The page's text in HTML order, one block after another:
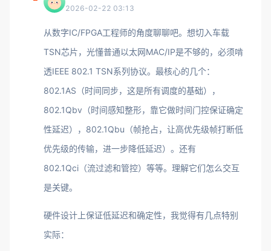
2026-02-22 03:13
从数字IC/FPGA工程师的角度聊聊吧。想切入车载
TSN芯片，光懂普通以太网MAC/IP是不够的，必须啃
透IEEE 802.1 TSN系列协议。最核心的几个：
802.1AS（时间同步，这是所有调度的基础），
802.1Qbv（时间感知整形，靠它做时间门控保证确定
性延迟），802.1Qbu（帧抢占，让高优先级帧打断低
优先级的传输，进一步降低延迟）。还有
802.1Qci（流过滤和管控）等等。理解它们怎么交互
是关键。
硬件设计上保证低延迟和确定性，我觉得有几点特别
实际：